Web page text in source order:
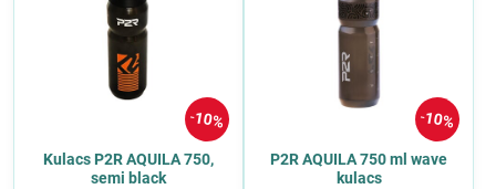
10%
Kulacs P2R AQUILA 750,
semi black
10%
P2R AQUILA 750 ml wave
kulacs